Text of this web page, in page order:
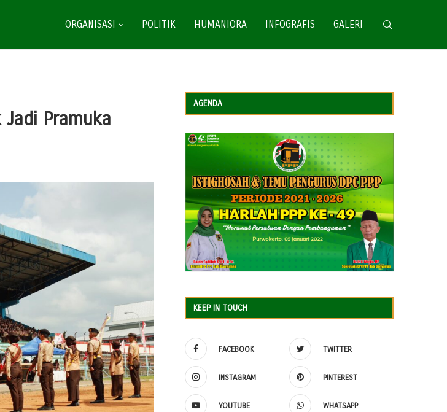
ORGANISASI POLITIK HUMANIORA INFOGRAFIS GALERI
Pramuka
AGENDA
KEEP IN TOUCH
FACEBOOK TWITTER
INSTAGRAM PINTEREST
YOUTUBE WHATSAPP